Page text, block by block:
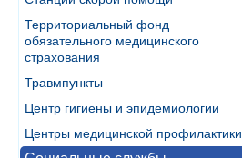
Территориальный фонд
обязательного медицинского
страхования
Травмпункты
Центр гигиены и эпидемиологии
Центры медицинской профилактики